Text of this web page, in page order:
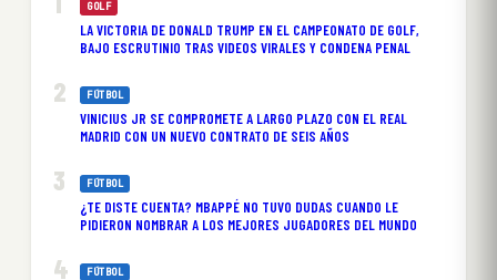
GOLF
LA VICTORIA DE DONALD TRUMP EN EL CAMPEONATO DE GOLF,
BAJO ESCRUTINIO TRAS VIDEOS VIRALES Y CONDENA PENAL
FÚTBOL
VINICIUS JR SE COMPROMETE A LARGO PLAZO CON EL REAL
MADRID CON UN NUEVO CONTRATO DE SEIS AÑOS
FÚTBOL
¿TE DISTE CUENTA? MBAPPÉ NO TUVO DUDAS CUANDO LE
PIDIERON NOMBRAR A LOS MEJORES JUGADORES DEL MUNDO
FÚTBOL